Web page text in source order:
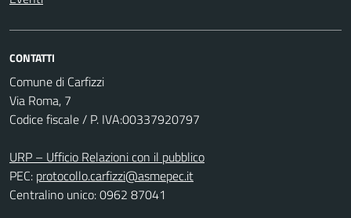
CONTATTI
Comune di Carfizzi
Via Roma, 7
Codice fiscale / P. IVA:00337920797
URP – Ufficio Relazioni con il pubblico
PEC: protocollo.carfizzi@asmepec.it
Centralino unico: 0962 87041